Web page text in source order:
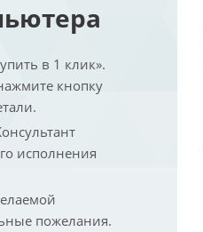
в 1 клик».
кнопку
исполнения
пожелания.